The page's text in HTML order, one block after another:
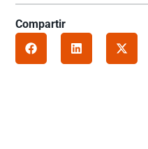
Compartir